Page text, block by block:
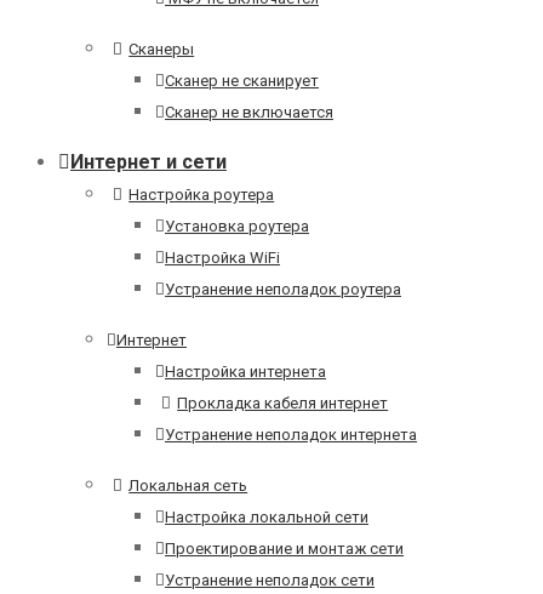
Сканеры
Сканер не сканирует
Сканер не включается
Интернет и сети
Настройка роутера
Установка роутера
Настройка WiFi
Устранение неполадок роутера
Интернет
Настройка интернета
Прокладка кабеля интернет
Устранение неполадок интернета
Локальная сеть
Настройка локальной сети
Проектирование и монтаж сети
Устранение неполадок сети